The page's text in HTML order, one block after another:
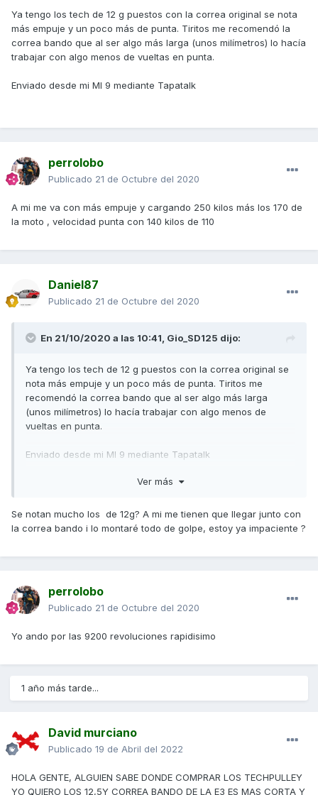
Ya tengo los tech de 12 g puestos con la correa original se nota
más empuje y un poco más de punta. Tiritos me recomendó la
correa bando que al ser algo más larga (unos milímetros) lo hacía
trabajar con algo menos de vueltas en punta.
Enviado desde mi MI 9 mediante Tapatalk
perrolobo
Publicado 21 de Octubre del 2020
A mi me va con más empuje y cargando 250 kilos más los 170 de
la moto , velocidad punta con 140 kilos de 110
Daniel87
Publicado 21 de Octubre del 2020
En 21/10/2020 a las 10:41, Gio_SD125 dijo:
Ya tengo los tech de 12 g puestos con la correa original se
nota más empuje y un poco más de punta. Tiritos me
recomendó la correa bando que al ser algo más larga
(unos milímetros) lo hacía trabajar con algo menos de
vueltas en punta.
Enviado desde mi MI 9 mediante Tapatalk
Ver más
Se notan mucho los de 12g? A mi me tienen que llegar junto con
la correa bando i lo montaré todo de golpe, estoy ya impaciente ?
perrolobo
Publicado 21 de Octubre del 2020
Yo ando por las 9200 revoluciones rapidisimo
1 año más tarde...
David murciano
Publicado 19 de Abril del 2022
HOLA GENTE, ALGUIEN SABE DONDE COMPRAR LOS TECHPULLEY
YO QUIERO LOS 12,5Y CORREA BANDO DE LA E3 ES MAS CORTA Y